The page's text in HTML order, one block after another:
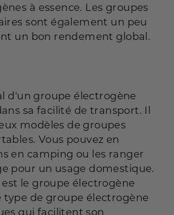
à essence. Les groupes
sont également un peu
un bon rendement global.
d'un groupe électrogène
sa facilité de transport. Il
modèles de groupes
Vous pouvez en
en camping ou les ranger
pour un usage domestique.
le groupe électrogène
type de groupe électrogène
qui facilitent son